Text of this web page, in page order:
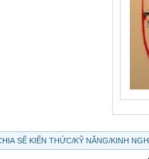
SẼ KIẾN THỨC/KỸ NĂNG/KINH